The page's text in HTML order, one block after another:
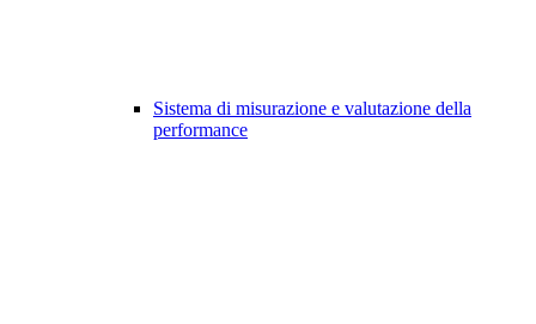
Sistema di misurazione e valutazione della
performance